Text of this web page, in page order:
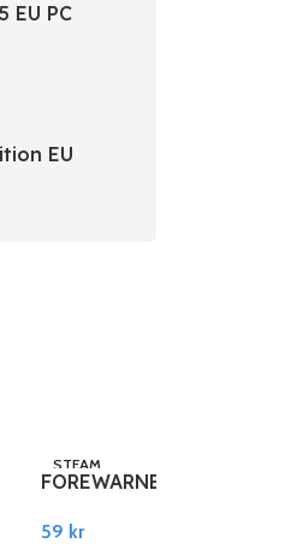
EU PC
EU
STEAM
FOREWARNED EU PC
59 kr